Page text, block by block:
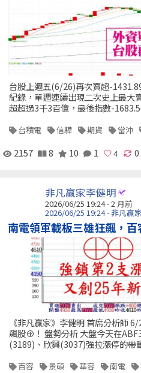
台股上週五(6/26)再次賣超-
紀錄，單週連續出現二次史上最大
超超過3千3百億，最後指數-
台積電 信驊 期貨 當沖
2157 8 10 1 0
非凡贏家李健明
2026/06/25 19:24 - 2 月前
2026/06/25 19:24 - 非凡贏
南電領軍載板三雄狂飆，百
《非凡贏家》李健明 首席分析師
飆股⊕！ 盤勢分析 大盤今天在
(3189)、欣興(3037)強拉漲停的帶
百容 景碩 華容 南電